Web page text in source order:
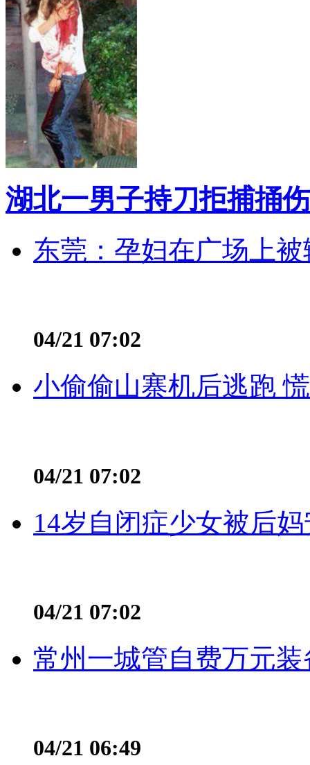
湖北一男子持刀拒捕捅
东莞：孕妇在广场上
04/21 07:02
小偷偷山寨机后逃跑
04/21 07:02
14岁自闭症少女被后
04/21 07:02
常州一城管自费万元
04/21 06:49